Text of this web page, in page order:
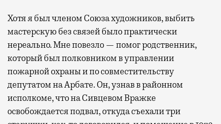
Хотя я был членом Союза художников, выбить
мастерскую без связей было практически
нереально. Мне повезло — помог родственник,
который был полковником в управлении
пожарной охраны и по совместительству
депутатом на Арбате. Он, узнав в районном
исполкоме, что на Сивцевом Вражке
освобождается подвал, откуда съехали три